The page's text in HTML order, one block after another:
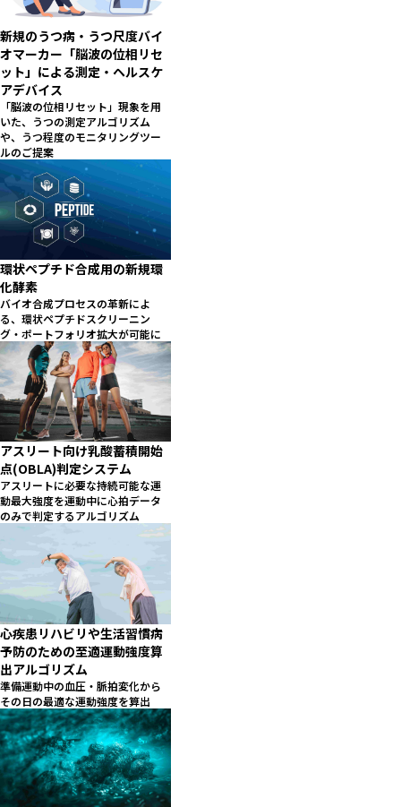
新規のうつ病・うつ尺度バイ
オマーカー「脳波の位相リセ
ット」による測定・ヘルスケ
アデバイス
「脳波の位相リセット」現象を用
いた、うつの測定アルゴリズム
や、うつ程度のモニタリングツー
ルのご提案
環状ペプチド合成用の新規環
化酵素
バイオ合成プロセスの革新によ
る、環状ペプチドスクリーニン
グ・ポートフォリオ拡大が可能に
アスリート向け乳酸蓄積開始
点(OBLA)判定システム
アスリートに必要な持続可能な運
動最大強度を運動中に心拍データ
のみで判定するアルゴリズム
心疾患リハビリや生活習慣病
予防のための至適運動強度算
出アルゴリズム
準備運動中の血圧・脈拍変化から
その日の最適な運動強度を算出